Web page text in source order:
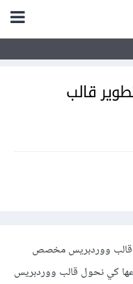
قالب
قالب ووردبريس مخصص
كي نحول قالب ووردبريس